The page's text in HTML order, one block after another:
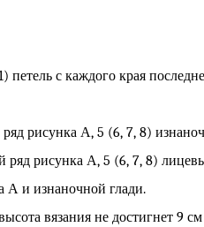
петель с каждого края
рисунка А, 5 (6, 7, 8)
рисунка А, 5 (6, 7, 8)
А и изнаночной глади.
вязания не достигнет 9